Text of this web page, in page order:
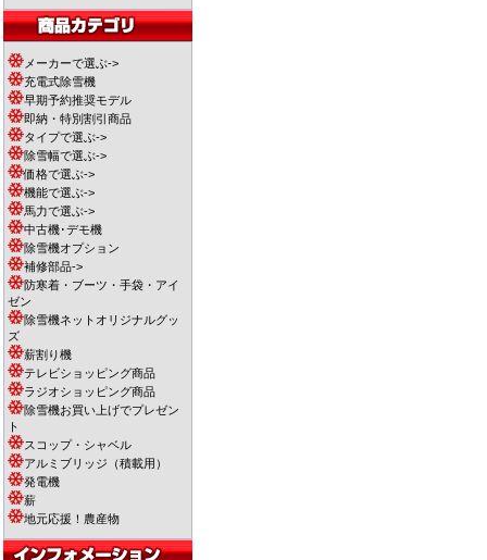
メーカーで選ぶ->
充電式除雪機
早期予約推奨モデル
即納・特別割引商品
タイプで選ぶ->
除雪幅で選ぶ->
価格で選ぶ->
機能で選ぶ->
馬力で選ぶ->
中古機･デモ機
除雪機オプション
補修部品->
防寒着・ブーツ・手袋・アイ
ゼン
除雪機ネットオリジナルグッ
ズ
薪割り機
テレビショッピング商品
ラジオショッピング商品
除雪機お買い上げでプレゼン
ト
スコップ・シャベル
アルミブリッジ（積載用）
発電機
薪
地元応援！農産物